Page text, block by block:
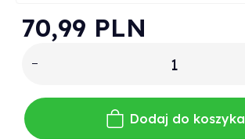
70,99 PLN
Dodaj do koszyka